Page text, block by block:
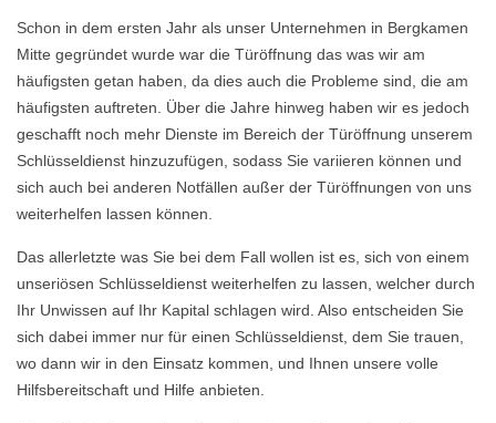
Schon in dem ersten Jahr als unser Unternehmen in Bergkamen
Mitte gegründet wurde war die Türöffnung das was wir am
häufigsten getan haben, da dies auch die Probleme sind, die am
häufigsten auftreten. Über die Jahre hinweg haben wir es jedoch
geschafft noch mehr Dienste im Bereich der Türöffnung unserem
Schlüsseldienst hinzuzufügen, sodass Sie variieren können und
sich auch bei anderen Notfällen außer der Türöffnungen von uns
weiterhelfen lassen können.
Das allerletzte was Sie bei dem Fall wollen ist es, sich von einem
unseriösen Schlüsseldienst weiterhelfen zu lassen, welcher durch
Ihr Unwissen auf Ihr Kapital schlagen wird. Also entscheiden Sie
sich dabei immer nur für einen Schlüsseldienst, dem Sie trauen,
wo dann wir in den Einsatz kommen, und Ihnen unsere volle
Hilfsbereitschaft und Hilfe anbieten.